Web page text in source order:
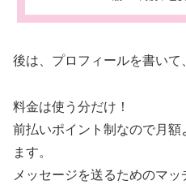
後は、プロフィールを書いて
料金は使う分だけ！
前払いポイント制なので月
ます。
メッセージを送るためのマ